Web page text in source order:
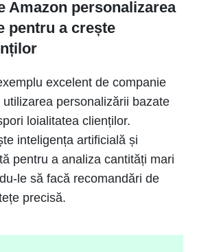
Amazon personalizarea
pentru a crește
excelent de companie
personalizării bazate
loialitatea clienților.
inteligența artificială și
pentru a analiza cantități mari
le să facă recomandări de
precisă.